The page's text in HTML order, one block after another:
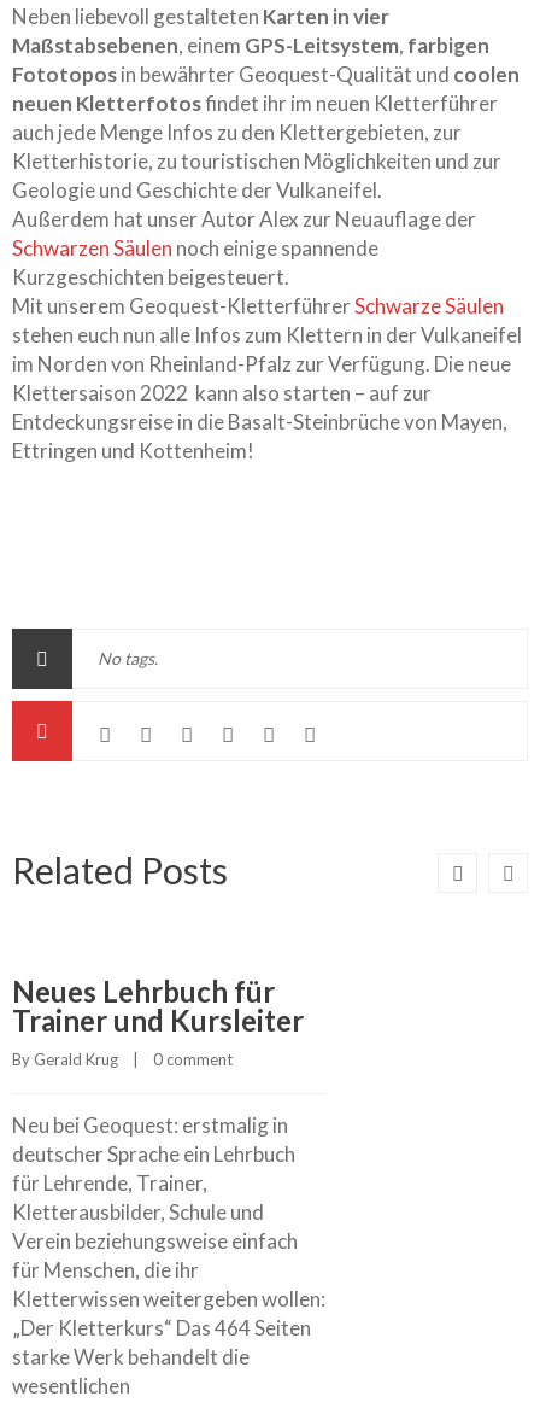
Neben liebevoll gestalteten Karten in vier
Maßstabsebenen, einem GPS-Leitsystem, farbigen
Fototoposin bewährter Geoquest-Qualität und coolen
neuen Kletterfotosfindet ihr im neuen Kletterführer
auch jede Menge Infos zu den Klettergebieten, zur
Kletterhistorie, zu touristischen Möglichkeiten und zur
Geologie und Geschichte der Vulkaneifel.
Außerdem hat unser Autor Alex zur Neuauflage der
Schwarzen Säulen noch einige spannende
Kurzgeschichten beigesteuert.
Mit unserem Geoquest-KletterführerSchwarze Säulen
stehen euch nun alle Infos zum Klettern in der Vulkaneifel
im Norden von Rheinland-Pfalz zur Verfügung. Die neue
Klettersaison 2022 kann also starten – auf zur
Entdeckungsreise in die Basalt-Steinbrüche von Mayen,
Ettringen und Kottenheim!
No tags.
Related Posts
Neues Lehrbuch für
Trainer und Kursleiter
By Gerald Krug 0 comment
Neu bei Geoquest: erstmalig in
deutscher Sprache ein Lehrbuch
für Lehrende, Trainer,
Kletterausbilder, Schule und
Verein beziehungsweise einfach
für Menschen, die ihr
Kletterwissen weitergeben wollen:
„Der Kletterkurs“ Das 464 Seiten
starke Werk behandelt die
wesentlichen